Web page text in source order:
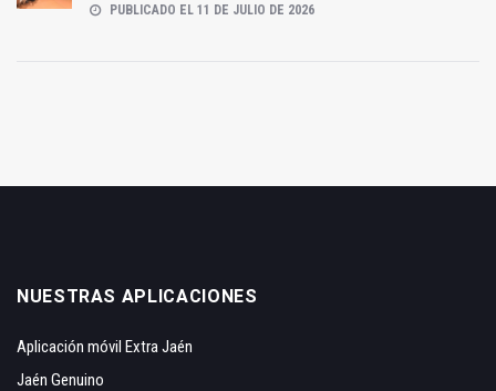
PUBLICADO EL 11 DE JULIO DE 2026
NUESTRAS APLICACIONES
Aplicación móvil Extra Jaén
Jaén Genuino